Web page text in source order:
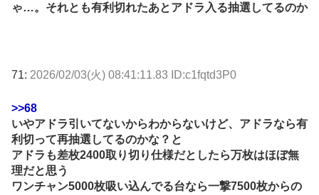
ゃ…。それとも有利切れたあとアドラ入る抽選してるのか
71: 2026/02/03(火) 08:41:11.83 ID:c1fqtd3P0
>>68
いやアドラ引いてないからわからないけど、アドラなら有
利切って再抽選してるのかな？と
アドラも差枚2400取り切り仕様だとしたら万枚はほぼ無
理だと思う
ワンチャン5000枚吸い込んでる台なら一撃7500枚からの